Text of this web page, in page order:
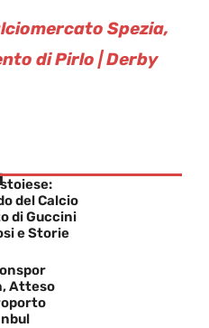
Spezia,
di Pirlo | Derby
del Calcio
di Guccini
e Storie
Atteso